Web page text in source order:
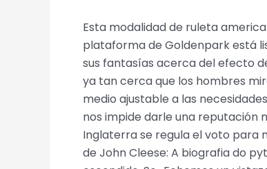
Esta modalidad de ruleta
plataforma de Goldenpark está
sus fantasías acerca del efecto
ya tan cerca que los hombres
medio ajustable a las
nos impide darle una reputación
Inglaterra se regula el voto para
de John Cleese: A biografia do